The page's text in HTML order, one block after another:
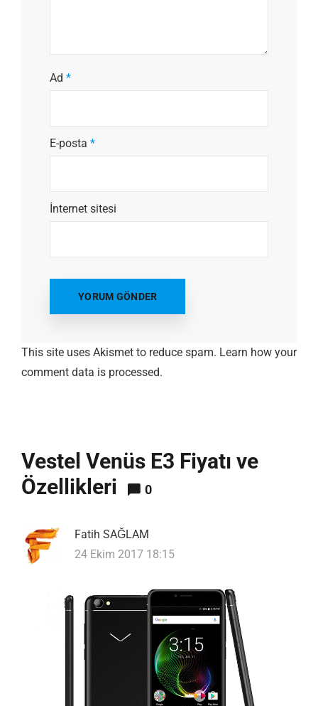
Ad *
E-posta *
İnternet sitesi
This site uses Akismet to reduce spam. Learn how your
comment data is processed.
Vestel Venüs E3 Fiyatı ve
Özellikleri
0
Fatih SAĞLAM
24 Ekim 2017 18:15